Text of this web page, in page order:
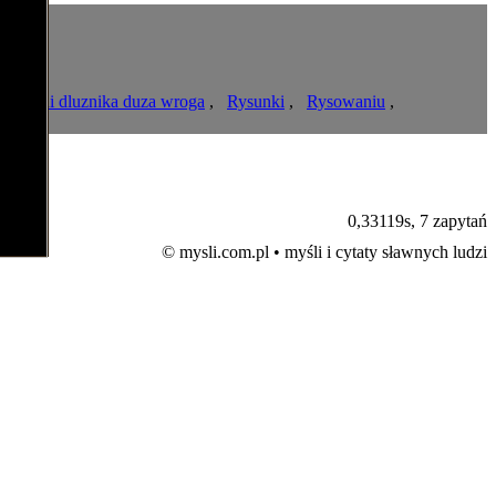
cyni dluznika duza wroga , Rysunki , Rysowaniu ,
0,33119s, 7 zapytań
© mysli.com.pl • myśli i cytaty sławnych ludzi